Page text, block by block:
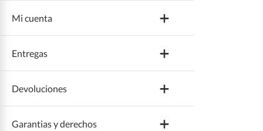
Promociones y cupones
Mi cuenta
Recuperar o cambiar contraseña
Modificar datos personales
Entregas
Tipos de entrega
Horario y cobertura de entrega
Devoluciones
Devolver productos
Garantias y derechos